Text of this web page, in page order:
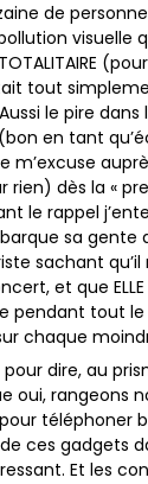
de
visuelle
tout
le pire dans
en tant
m’excuse
rien) dès la «
le rappel
sa gente
sachant
et que
pendant tout
chaque
dire, au
oui, rangeons
téléphoner
ces gadgets
Et les